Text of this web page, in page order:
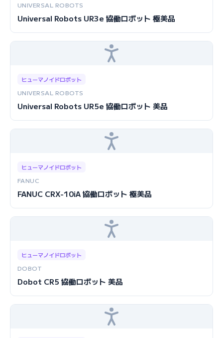
UNIVERSAL ROBOTS
Universal Robots UR3e 協働ロボット 極美品
ヒューマノイドロボット
UNIVERSAL ROBOTS
Universal Robots UR5e 協働ロボット 美品
ヒューマノイドロボット
FANUC
FANUC CRX-10iA 協働ロボット 極美品
ヒューマノイドロボット
DOBOT
Dobot CR5 協働ロボット 美品